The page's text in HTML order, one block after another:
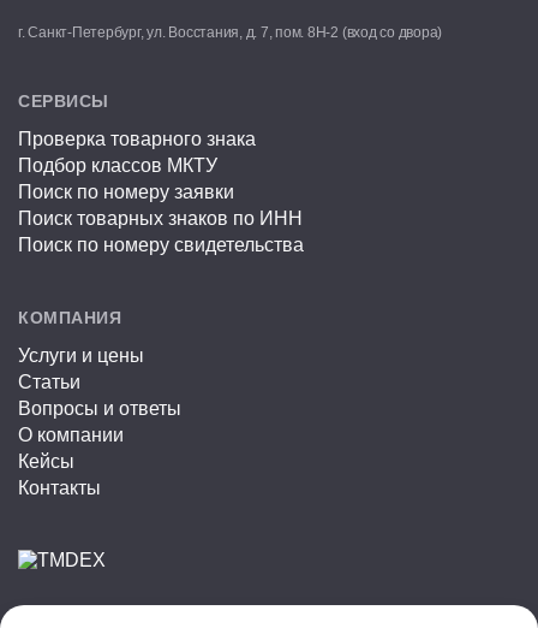
г. Санкт-Петербург, ул. Восстания, д. 7, пом. 8Н-2 (вход со двора)
СЕРВИСЫ
Проверка товарного знака
Подбор классов МКТУ
Поиск по номеру заявки
Поиск товарных знаков по ИНН
Поиск по номеру свидетельства
КОМПАНИЯ
Услуги и цены
Статьи
Вопросы и ответы
О компании
Кейсы
Контакты